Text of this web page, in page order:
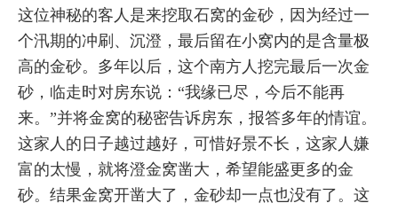
这位神秘的客人是来挖取石窝的金砂，因为经过一
个汛期的冲刷、沉澄，最后留在小窝内的是含量极
高的金砂。多年以后，这个南方人挖完最后一次金
砂，临走时对房东说：“我缘已尽，今后不能再
来。”并将金窝的秘密告诉房东，报答多年的情谊。
这家人的日子越过越好，可惜好景不长，这家人嫌
富的太慢，就将澄金窝凿大，希望能盛更多的金
砂。结果金窝开凿大了，金砂却一点也没有了。这